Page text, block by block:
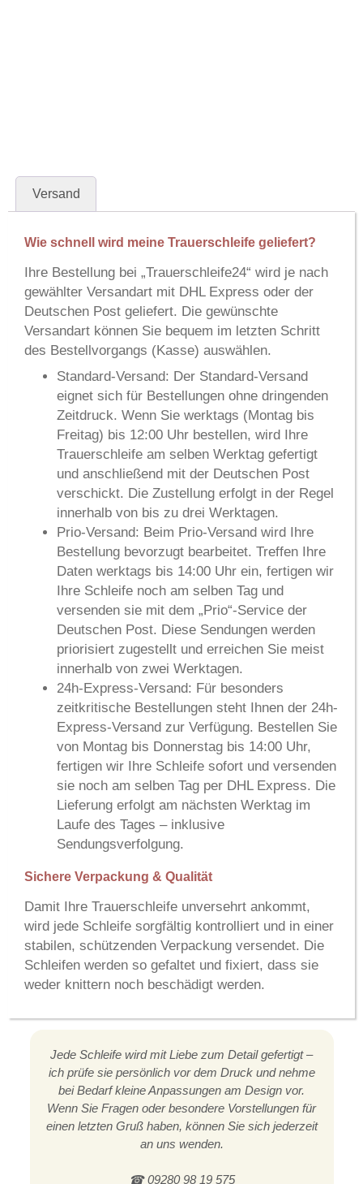
Versand
Wie schnell wird meine Trauerschleife geliefert?
Ihre Bestellung bei „Trauerschleife24“ wird je nach
gewählter Versandart mit DHL Express oder der
Deutschen Post geliefert. Die gewünschte
Versandart können Sie bequem im letzten Schritt
des Bestellvorgangs (Kasse) auswählen.
Standard-Versand: Der Standard-Versand
eignet sich für Bestellungen ohne dringenden
Zeitdruck. Wenn Sie werktags (Montag bis
Freitag) bis 12:00 Uhr bestellen, wird Ihre
Trauerschleife am selben Werktag gefertigt
und anschließend mit der Deutschen Post
verschickt. Die Zustellung erfolgt in der Regel
innerhalb von bis zu drei Werktagen.
Prio-Versand: Beim Prio-Versand wird Ihre
Bestellung bevorzugt bearbeitet. Treffen Ihre
Daten werktags bis 14:00 Uhr ein, fertigen wir
Ihre Schleife noch am selben Tag und
versenden sie mit dem „Prio“-Service der
Deutschen Post. Diese Sendungen werden
priorisiert zugestellt und erreichen Sie meist
innerhalb von zwei Werktagen.
24h-Express-Versand: Für besonders
zeitkritische Bestellungen steht Ihnen der 24h-
Express-Versand zur Verfügung. Bestellen Sie
von Montag bis Donnerstag bis 14:00 Uhr,
fertigen wir Ihre Schleife sofort und versenden
sie noch am selben Tag per DHL Express. Die
Lieferung erfolgt am nächsten Werktag im
Laufe des Tages – inklusive
Sendungsverfolgung.
Sichere Verpackung & Qualität
Damit Ihre Trauerschleife unversehrt ankommt,
wird jede Schleife sorgfältig kontrolliert und in einer
stabilen, schützenden Verpackung versendet. Die
Schleifen werden so gefaltet und fixiert, dass sie
weder knittern noch beschädigt werden.
Jede Schleife wird mit Liebe zum Detail gefertigt –
ich prüfe sie persönlich vor dem Druck und nehme
bei Bedarf kleine Anpassungen am Design vor.
Wenn Sie Fragen oder besondere Vorstellungen für
einen letzten Gruß haben, können Sie sich jederzeit
an uns wenden.
☎ 09280 98 19 575